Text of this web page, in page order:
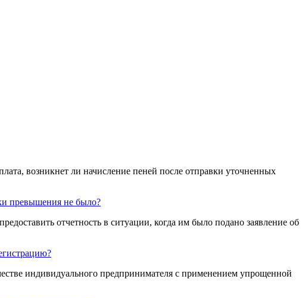
возникнет ли начисление пеней после отправки уточненных
превышения не было?
отчетность в ситуации, когда им было подано заявление об
индивидуального предпринимателя с применением упрощенной